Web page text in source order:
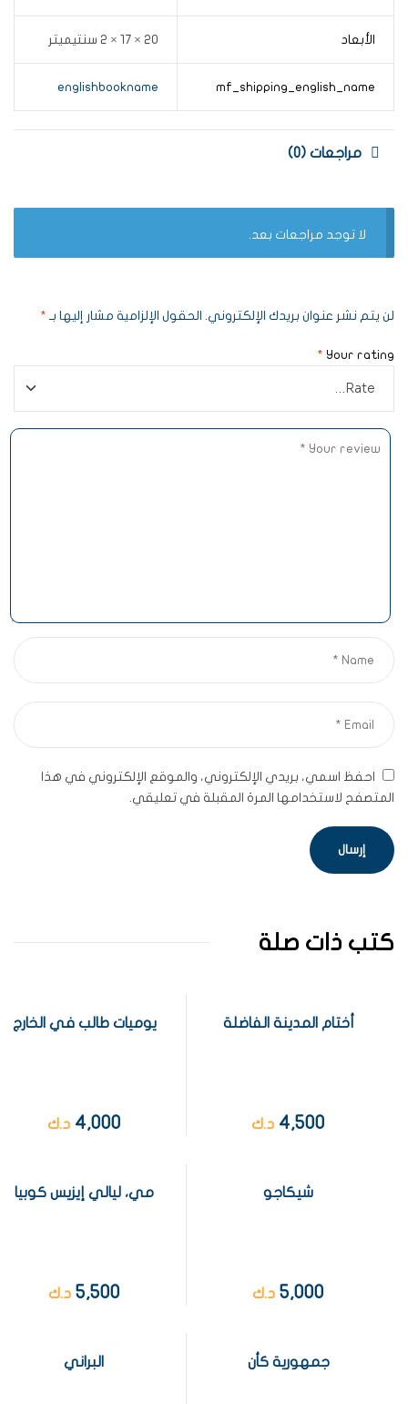
الأبعاد 20 × 17 × 2 سنتيميتر
mf_shipping_english_name
englishbookname
مراجعات (0)
لا توجد مراجعات بعد.
لن يتم نشر عنوان بريدك الإلكتروني. الحقول الإلزامية مشار إليها بـ *
Your rating
*
احفظ اسمي، بريدي الإلكتروني، والموقع الإلكتروني في هذا
المتصفح لاستخدامها المرة المقبلة في تعليقي.
كتب ذات صلة
أختام المدينة الفاضلة
4,500 د.ك
يوميات طالب في الخارج
4,000 د.ك
شيكاجو
5,000 د.ك
مي، ليالي إيزيس كوبيا
5,500 د.ك
جمهورية كأن البراني